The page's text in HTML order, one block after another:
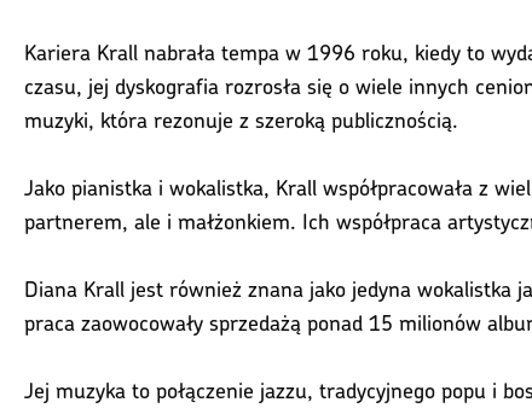
Kariera Krall nabrała tempa w 1996 roku, kiedy to
czasu, jej dyskografia rozrosła się o wiele innych
muzyki, która rezonuje z szeroką publicznością.
Jako pianistka i wokalistka, Krall współpracowała z
partnerem, ale i małżonkiem. Ich współpraca
Diana Krall jest również znana jako jedyna wokalistka
praca zaowocowały sprzedażą ponad 15 milionów
Jej muzyka to połączenie jazzu, tradycyjnego popu i